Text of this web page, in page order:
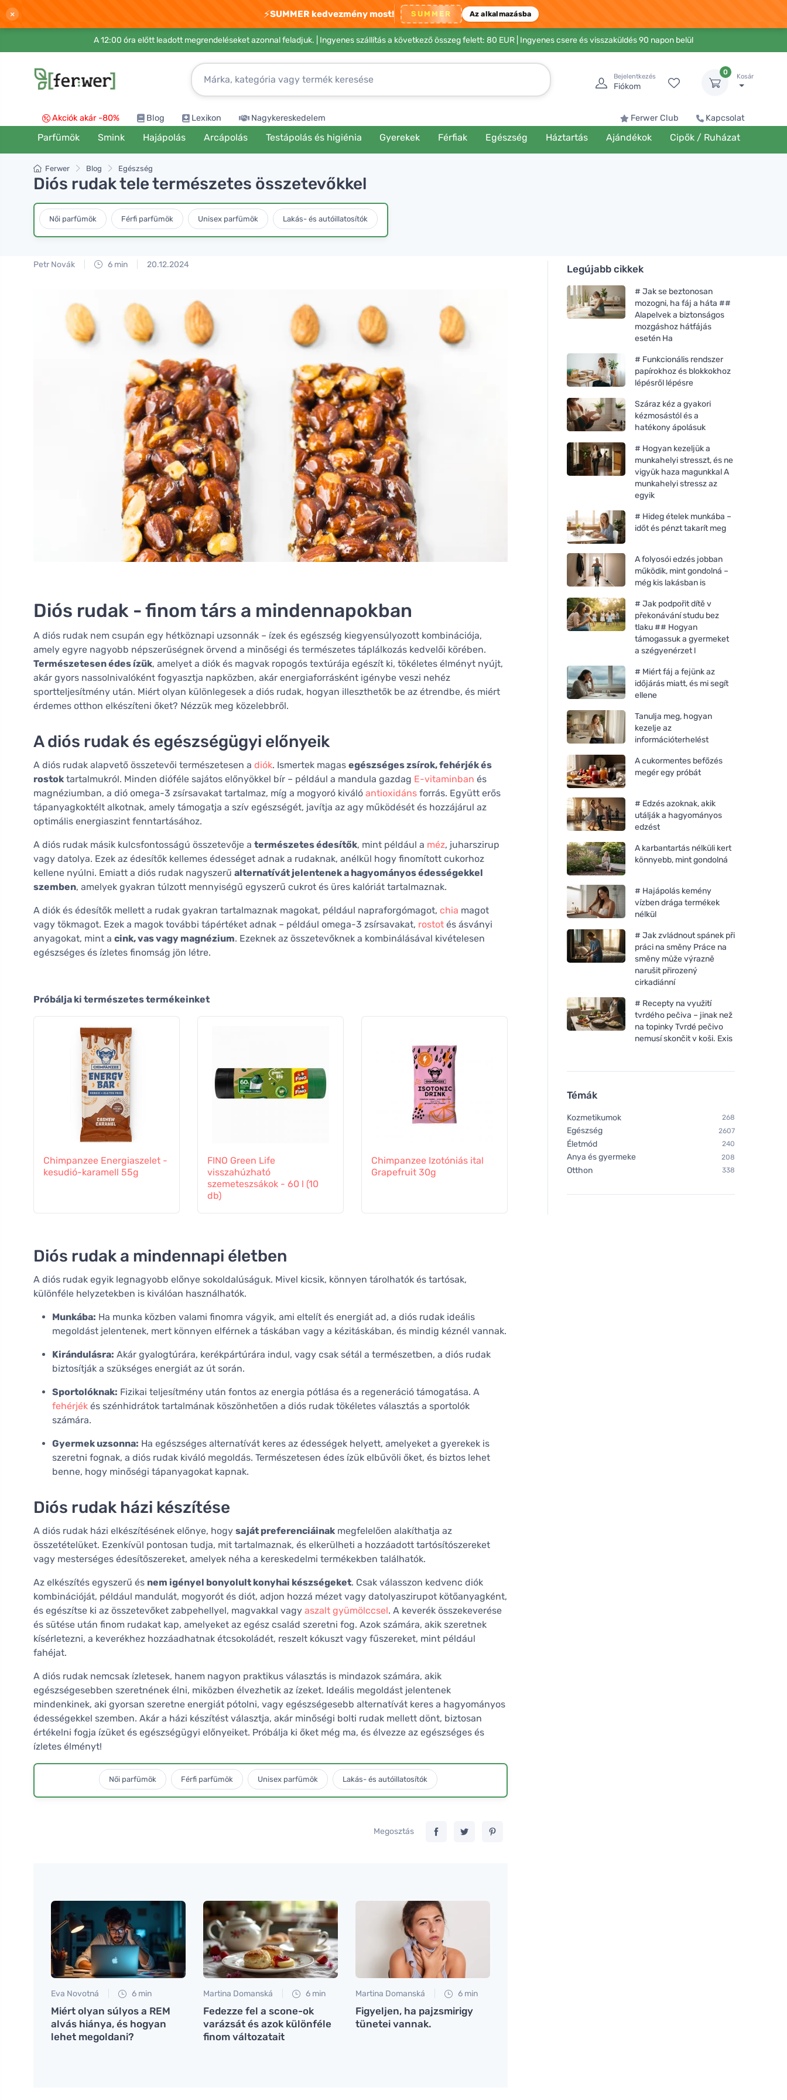
× ⚡SUMMER kedvezmény most! SUMMER Az alkalmazásba
A 12:00 óra előtt leadott megrendeléseket azonnal feladjuk. | Ingyenes szállítás a következő összeg felett: 80 EUR | Ingyenes csere és visszaküldés 90 napon belül
Bejelentkezés
Fiókom
0
Kosár
Akciók akár -80% Blog Lexikon Nagykereskedelem Ferwer Club Kapcsolat
Parfümök Smink Hajápolás Arcápolás Testápolás és higiénia Gyerekek Férfiak Egészség Háztartás Ajándékok Cipők / Ruházat
Ferwer Blog Egészség
Diós rudak tele természetes összetevőkkel
Női parfümök Férfi parfümök Unisex parfümök Lakás- és autóillatosítók
Petr Novák 6 min 20.12.2024
Diós rudak - finom társ a mindennapokban
A diós rudak nem csupán egy hétköznapi uzsonnák – ízek és egészség kiegyensúlyozott kombinációja,
amely egyre nagyobb népszerűségnek örvend a minőségi és természetes táplálkozás kedvelői körében.
Természetesen édes ízük, amelyet a diók és magvak ropogós textúrája egészít ki, tökéletes élményt nyújt,
akár gyors nassolnivalóként fogyasztja napközben, akár energiaforrásként igénybe veszi nehéz
sportteljesítmény után. Miért olyan különlegesek a diós rudak, hogyan illeszthetők be az étrendbe, és miért
érdemes otthon elkészíteni őket? Nézzük meg közelebbről.
A diós rudak és egészségügyi előnyeik
A diós rudak alapvető összetevői természetesen a diók. Ismertek magas egészséges zsírok, fehérjék és
rostok tartalmukról. Minden dióféle sajátos előnyökkel bír – például a mandula gazdag E-vitaminban és
magnéziumban, a dió omega-3 zsírsavakat tartalmaz, míg a mogyoró kiváló antioxidáns forrás. Együtt erős
tápanyagkoktélt alkotnak, amely támogatja a szív egészségét, javítja az agy működését és hozzájárul az
optimális energiaszint fenntartásához.
A diós rudak másik kulcsfontosságú összetevője a természetes édesítők, mint például a méz, juharszirup
vagy datolya. Ezek az édesítők kellemes édességet adnak a rudaknak, anélkül hogy finomított cukorhoz
kellene nyúlni. Emiatt a diós rudak nagyszerű alternatívát jelentenek a hagyományos édességekkel
szemben, amelyek gyakran túlzott mennyiségű egyszerű cukrot és üres kalóriát tartalmaznak.
A diók és édesítők mellett a rudak gyakran tartalmaznak magokat, például napraforgómagot, chia magot
vagy tökmagot. Ezek a magok további tápértéket adnak – például omega-3 zsírsavakat, rostot és ásványi
anyagokat, mint a cink, vas vagy magnézium. Ezeknek az összetevőknek a kombinálásával kivételesen
egészséges és ízletes finomság jön létre.
Próbálja ki természetes termékeinket
Chimpanzee Energiaszelet -
kesudió-karamell 55g
FINO Green Life
visszahúzható
szemeteszsákok - 60 l (10
db)
Chimpanzee Izotóniás ital
Grapefruit 30g
Chimpanzee Energiaszelet -
mazsola & dió
Chimpanzee
Szuper szelet -
Diós rudak a mindennapi életben
A diós rudak egyik legnagyobb előnye sokoldalúságuk. Mivel kicsik, könnyen tárolhatók és tartósak,
különféle helyzetekben is kiválóan használhatók.
Munkába: Ha munka közben valami finomra vágyik, ami eltelít és energiát ad, a diós rudak ideális
megoldást jelentenek, mert könnyen elférnek a táskában vagy a kézitáskában, és mindig kéznél vannak.
Kirándulásra: Akár gyalogtúrára, kerékpártúrára indul, vagy csak sétál a természetben, a diós rudak
biztosítják a szükséges energiát az út során.
Sportolóknak: Fizikai teljesítmény után fontos az energia pótlása és a regeneráció támogatása. A
fehérjék és szénhidrátok tartalmának köszönhetően a diós rudak tökéletes választás a sportolók
számára.
Gyermek uzsonna: Ha egészséges alternatívát keres az édességek helyett, amelyeket a gyerekek is
szeretni fognak, a diós rudak kiváló megoldás. Természetesen édes ízük elbűvöli őket, és biztos lehet
benne, hogy minőségi tápanyagokat kapnak.
Diós rudak házi készítése
A diós rudak házi elkészítésének előnye, hogy saját preferenciáinak megfelelően alakíthatja az
összetételüket. Ezenkívül pontosan tudja, mit tartalmaznak, és elkerülheti a hozzáadott tartósítószereket
vagy mesterséges édesítőszereket, amelyek néha a kereskedelmi termékekben találhatók.
Az elkészítés egyszerű és nem igényel bonyolult konyhai készségeket. Csak válasszon kedvenc diók
kombinációját, például mandulát, mogyorót és diót, adjon hozzá mézet vagy datolyaszirupot kötőanyagként,
és egészítse ki az összetevőket zabpehellyel, magvakkal vagy aszalt gyümölccsel. A keverék összekeverése
és sütése után finom rudakat kap, amelyeket az egész család szeretni fog. Azok számára, akik szeretnek
kísérletezni, a keverékhez hozzáadhatnak étcsokoládét, reszelt kókuszt vagy fűszereket, mint például
fahéjat.
A diós rudak nemcsak ízletesek, hanem nagyon praktikus választás is mindazok számára, akik
egészségesebben szeretnének élni, miközben élvezhetik az ízeket. Ideális megoldást jelentenek
mindenkinek, aki gyorsan szeretne energiát pótolni, vagy egészségesebb alternatívát keres a hagyományos
édességekkel szemben. Akár a házi készítést választja, akár minőségi bolti rudak mellett dönt, biztosan
értékelni fogja ízüket és egészségügyi előnyeiket. Próbálja ki őket még ma, és élvezze az egészséges és
ízletes élményt!
Női parfümök Férfi parfümök Unisex parfümök Lakás- és autóillatosítók
Megosztás
Eva Novotná 6 min
Miért olyan súlyos a REM
alvás hiánya, és hogyan
lehet megoldani?
Martina Domanská 6 min
Fedezze fel a scone-ok
varázsát és azok különféle
finom változatait
Martina Domanská 6 min
Figyeljen, ha pajzsmirigy
tünetei vannak.
Legújabb cikkek
# Jak se beztonosan
mozogni, ha fáj a háta ##
Alapelvek a biztonságos
mozgáshoz hátfájás
esetén Ha
# Funkcionális rendszer
papírokhoz és blokkokhoz
lépésről lépésre
Száraz kéz a gyakori
kézmosástól és a
hatékony ápolásuk
# Hogyan kezeljük a
munkahelyi stresszt, és ne
vigyük haza magunkkal A
munkahelyi stressz az
egyik
# Hideg ételek munkába –
időt és pénzt takarít meg
A folyosói edzés jobban
működik, mint gondolná –
még kis lakásban is
# Jak podpořit dítě v
překonávání studu bez
tlaku ## Hogyan
támogassuk a gyermeket
a szégyenérzet l
# Miért fáj a fejünk az
időjárás miatt, és mi segít
ellene
Tanulja meg, hogyan
kezelje az
információterhelést
A cukormentes befőzés
megér egy próbát
# Edzés azoknak, akik
utálják a hagyományos
edzést
A karbantartás nélküli kert
könnyebb, mint gondolná
# Hajápolás kemény
vízben drága termékek
nélkül
# Jak zvládnout spánek při
práci na směny Práce na
směny může výrazně
narušit přirozený
cirkadiánní
# Recepty na využití
tvrdého pečiva – jinak než
na topinky Tvrdé pečivo
nemusí skončit v koši. Exis
Témák
Kozmetikumok 268
Egészség 2607
Életmód 240
Anya és gyermeke 208
Otthon 338